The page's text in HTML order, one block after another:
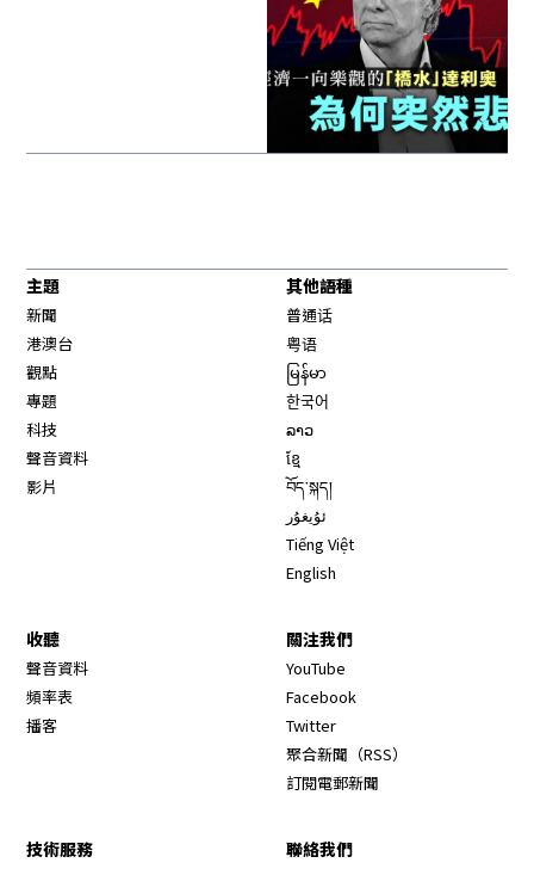
主題
新聞
港澳台
觀點
專題
科技
聲音資料
影片
其他語種
普通话
粤语
မြန်မာ
한국어
ລາວ
ខ្មែ
བོད་སྐད།
ئۇيغۇر
Tiếng Việt
English
收聽
聲音資料
頻率表
播客
關注我們
YouTube
Facebook
Twitter
聚合新聞（RSS）
訂閱電郵新聞
技術服務 聯絡我們